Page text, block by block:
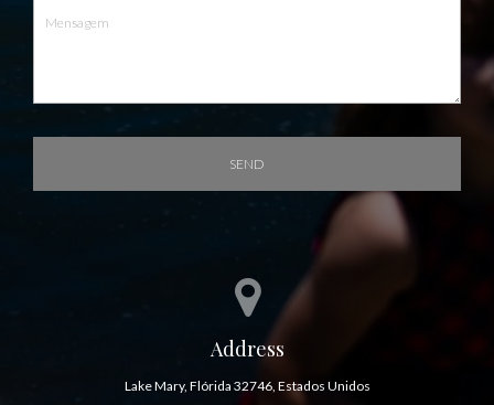
SEND
Address
Lake Mary, Flórida 32746, Estados Unidos